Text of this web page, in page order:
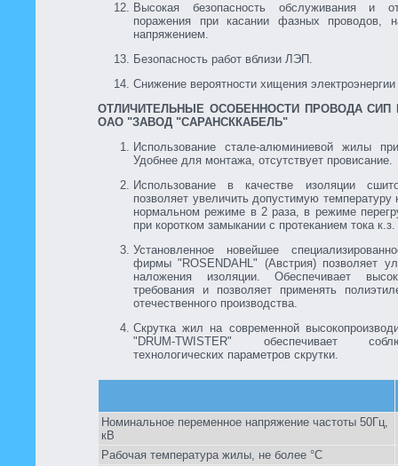
Высокая безопасность обслуживания и
поражения при касании фазных проводов,
напряжением.
Безопасность работ вблизи ЛЭП.
Снижение вероятности хищения
ОТЛИЧИТЕЛЬНЫЕ ОСОБЕННОСТИ ПРОВОДА СИП
ОАО "ЗАВОД "САРАНСККАБЕЛЬ"
Использование стале-алюминиевой жилы
Удобнее для монтажа, отсутствует провисание.
Использование в качестве изоляции
позволяет увеличить допустимую температуру
нормальном режиме в 2 раза, в режиме
при коротком замыкании с протеканием тока
Установленное новейшее
фирмы "ROSENDAHL" (Австрия) позволяет
наложения изоляции. Обеспечивает
требования и позволяет применять
отечественного производства.
Скрутка жил на современной
"DRUM-TWISTER" обеспечивает
технологических параметров скрутки.
Номинальное переменное напряжение частоты 50Гц,
кВ
Рабочая температура жилы, не более °C